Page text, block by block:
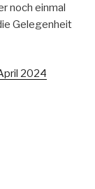
noch einmal
Gelegenheit
2024